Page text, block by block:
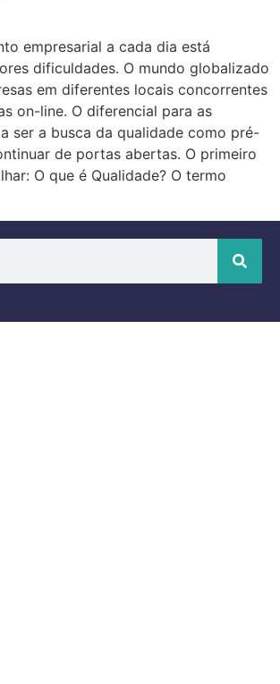
empresarial a cada dia está
dificuldades. O mundo globalizado
em diferentes locais concorrentes
on-line. O diferencial para as
ser a busca da qualidade como pré-
de portas abertas. O primeiro
O que é Qualidade? O termo